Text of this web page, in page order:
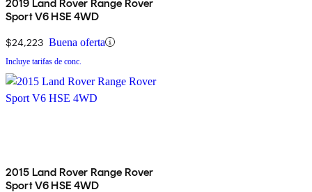
2019 Land Rover Range Rover
Sport V6 HSE 4WD
$24,223 Buena oferta
Incluye tarifas de conc.
2015 Land Rover Range Rover
Sport V6 HSE 4WD